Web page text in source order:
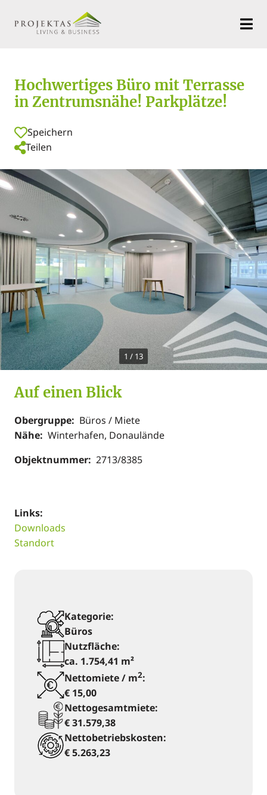
Hochwertiges Büro mit Terrasse
in Zentrumsnähe! Parkplätze!
Speichern
Teilen
1 / 13
Auf einen Blick
Obergruppe: Büros / Miete
Nähe: Winterhafen, Donaulände
Objektnummer: 2713/8385
Links:
Downloads
Standort
Kategorie:
Büros
Nutzfläche:
ca. 1.754,41 m²
Nettomiete / m2:
€ 15,00
Nettogesamtmiete:
€ 31.579,38
Nettobetriebskosten:
€ 5.263,23